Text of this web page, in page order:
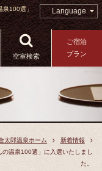
泉100選」
Language
空室検索
ご宿泊
プラン
太郎温泉ホーム
新着情報
の温泉100選」に入選いたしまし
た。